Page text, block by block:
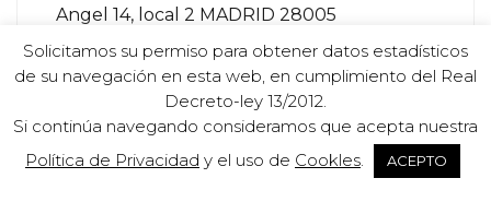
Angel 14, local 2 MADRID 28005
Teléfono:+ (34) 91 366 84 11
Email: info@sonobox.es
Solicitamos su permiso para obtener datos estadísticos
de su navegación en esta web, en cumplimiento del Real
Decreto-ley 13/2012.
Si continúa navegando consideramos que acepta nuestra
Política de Privacidad y el uso de Cookles. ACEPTO